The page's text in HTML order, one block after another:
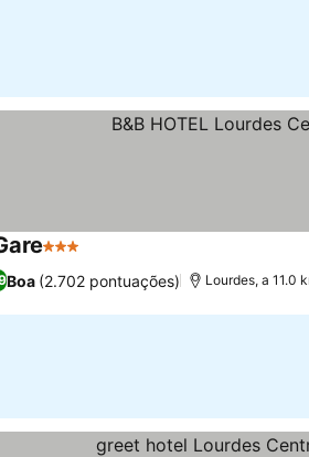
3 Estrelas
Boa (2.702 pontuações) Lourdes, a 11.0